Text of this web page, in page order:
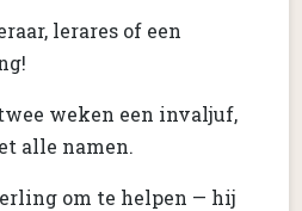
lerares of een
weken een invaljuf,
alle namen.
om te helpen — hij